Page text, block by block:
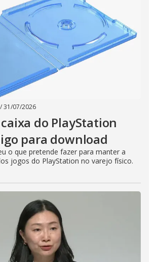
/31/07/2026
do PlayStation
para download
o que pretende fazer para manter a
jogos do PlayStation no varejo físico.